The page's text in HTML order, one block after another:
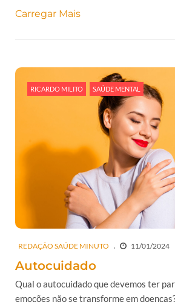
Carregar Mais
RICARDO MILITO SAÚDE MENTAL
REDAÇÃO SAÚDE MINUTO 11/01/2024
Autocuidado
Qual o autocuidado que devemos ter
emoções não se transforme em